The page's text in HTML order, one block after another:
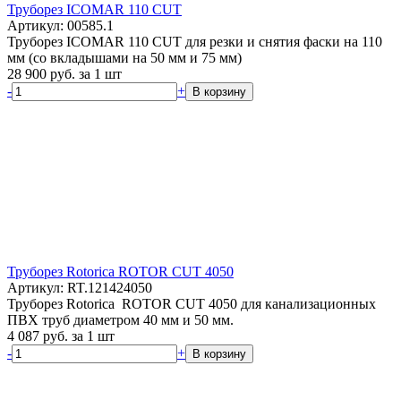
Труборез ICOMAR 110 CUT
Артикул: 00585.1
Труборез ICOMAR 110 CUT для резки и снятия фаски на 110
мм (со вкладышами на 50 мм и 75 мм)
28 900 руб. за 1 шт
-
+ В корзину
Труборез Rotorica ROTOR CUT 4050
Артикул: RT.121424050
Труборез Rotorica ROTOR CUT 4050 для канализационных
ПВХ труб диаметром 40 мм и 50 мм.
4 087 руб. за 1 шт
-
+ В корзину